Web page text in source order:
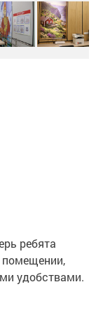
ребята
удобствами.